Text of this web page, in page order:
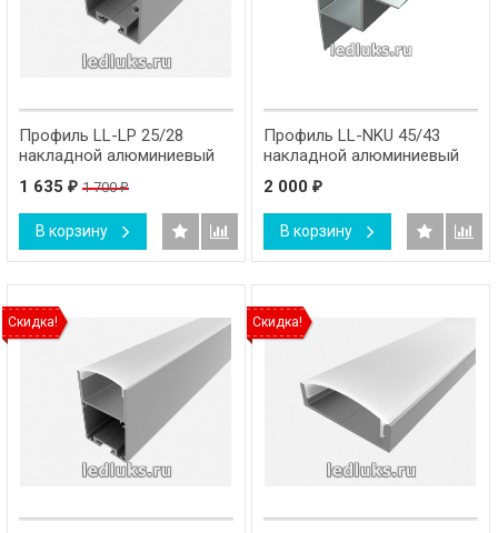
Профиль LL-LP 25/28
накладной алюминиевый
1 635 ₽ 1 700₽
В корзину
Профиль LL-NKU 45/43
накладной алюминиевый
для полок
2 000 ₽
В корзину
Скидка! Скидка!